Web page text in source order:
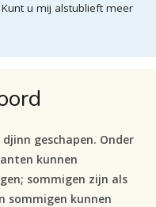
u mij alstublieft meer
geschapen. Onder
kunnen
sommigen zijn als
sommigen kunnen